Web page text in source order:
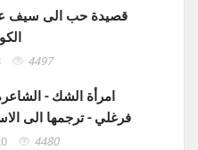
قصيدة حب الى سيف
4497
امرأة الشك -
فرغلي - ترجمها الى
4480